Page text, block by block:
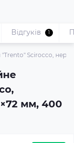
"Trento" Scirocco,
мм, 400
Відгуків 1